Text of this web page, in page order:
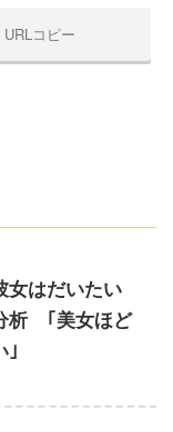
URLコピー
女はだいたい
析 ｢美女ほど
｣